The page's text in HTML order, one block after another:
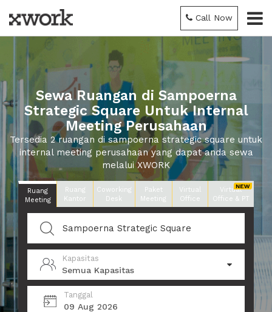
Call Now
Sewa Ruangan di Sampoerna
Strategic Square Untuk Internal
Meeting Perusahaan
Tersedia 2 ruangan di sampoerna strategic square untuk
internal meeting perusahaan yang dapat anda sewa
melalui XWORK
Ruang
Meeting
Ruang
Kantor
Coworking
Desk
Paket
Meeting
Virtual
Office
Virtual
Office & PT
Kapasitas
Semua Kapasitas
Tanggal
09 Aug 2026